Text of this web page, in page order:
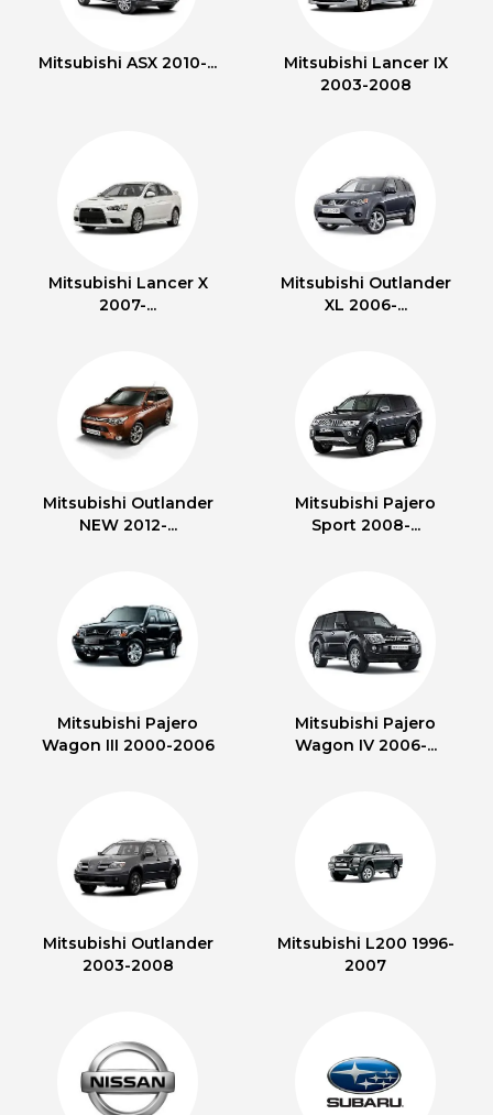
Mitsubishi ASX 2010-...
Mitsubishi Lancer IX
2003-2008
Mitsubishi Lancer X
2007-...
Mitsubishi Outlander
XL 2006-...
Mitsubishi Outlander
NEW 2012-...
Mitsubishi Pajero
Sport 2008-...
Mitsubishi Pajero
Wagon III 2000-2006
Mitsubishi Pajero
Wagon IV 2006-...
Mitsubishi Outlander
2003-2008
Mitsubishi L200 1996-
2007